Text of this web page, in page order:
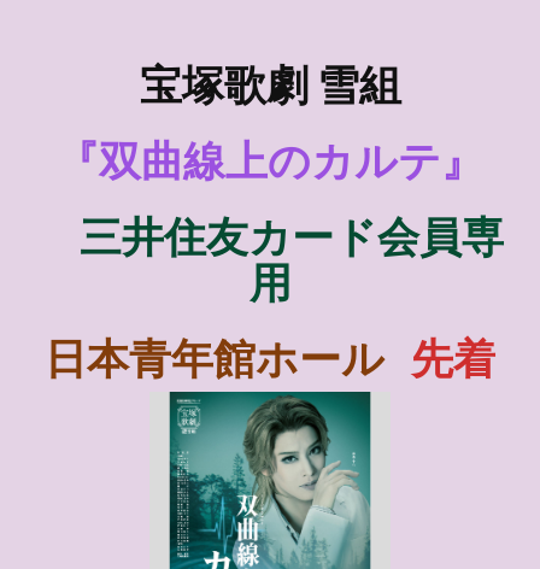
宝塚歌劇 雪組
『双曲線上のカルテ』
三井住友カード会員専
用
日本青年館ホール 先着